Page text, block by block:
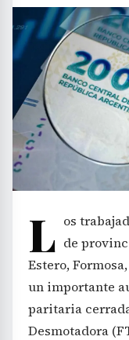
L os
de
Estero,
un importante
paritaria
Desmotadora